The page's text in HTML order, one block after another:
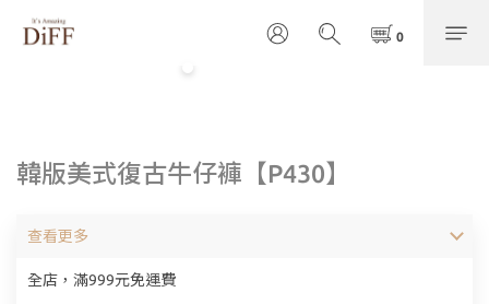
韓版美式復古牛仔褲【P430】
全店，滿999元免運費
查看更多